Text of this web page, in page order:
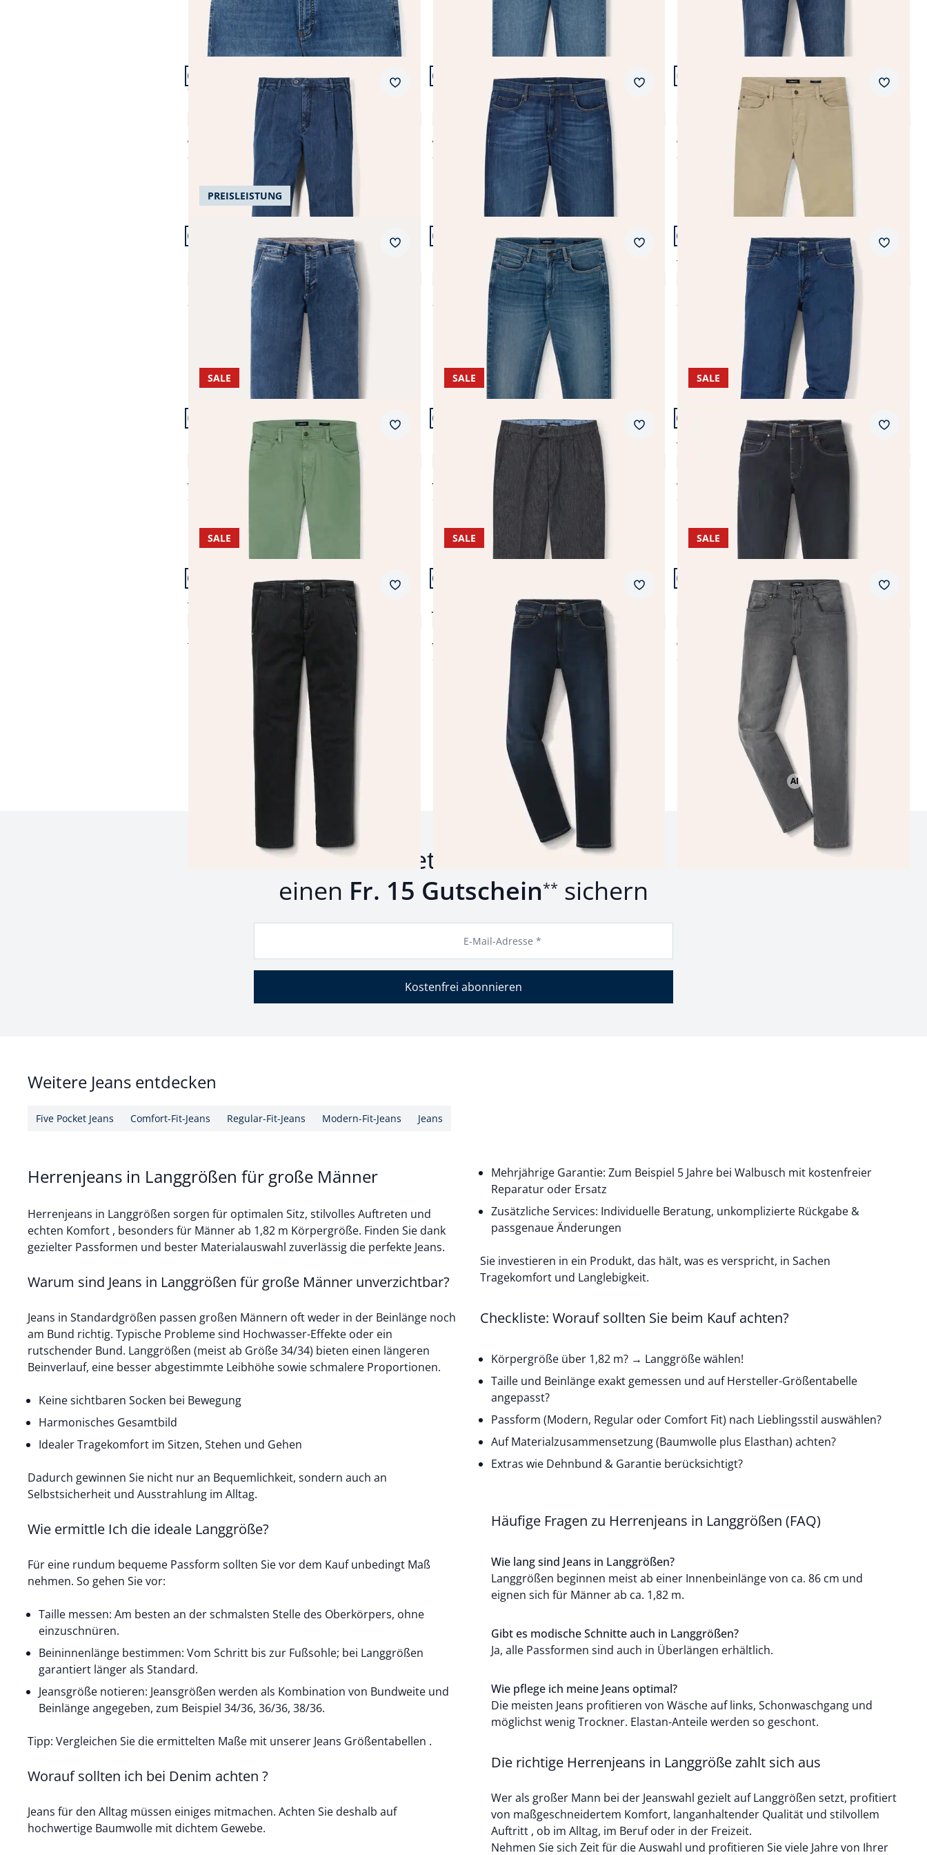
Artikel 7 von 18.
Passform Comfort Fit.
Comfort Fit
Extraglatt Flex-Bundfaltenjeans
4,7 (183)
ab Fr. 159,99
ab Fr. 139,99 (-13%)
Merkzettel
Artikel 8 von 18.
Passform Regular Fit.
Regular Fit
Charakter-Jeans
4,7 (7)
ab Fr. 159,99
ab Fr. 139,99 (-13%)
Merkzettel
Artikel 9 von 18.
Passform Modern Fit.
Modern Fit
Coloured Jeans
ab Fr. 159,99
ab
Artikel 10 von 18.
Passform Regular Fit.
PREISLEISTUNG
Regular Fit
Husky-Jeans Chino
4,6 (203)
ab Fr. 139,99
Merkzettel
Artikel 11 von 18.
Passform Modern Fit.
Modern Fit
Comfort-Jeans Cashmereweich
4,7 (42)
ab Fr. 139,99
Merkzettel
Artikel 12 von 18.
Passform Regular Fit.
Regular Fit
Thermojeans Five Pocket 2.0
4,8 (61)
ab
Artikel 13 von 18.
Passform Modern Fit.
SALE
Modern Fit
Coloured Jeans
ab Fr. 159,99
ab
Merkzettel
Artikel 14 von 18.
Passform Modern Fit.
SALE
Modern Fit
Premium Chino
4,8 (4)
ab Fr. 169,99
ab
Merkzettel
Artikel 15 von 18.
Passform Modern Fit.
SALE
Modern Fit
T400 Sportjeans Modern Fit
ab Fr. 159,99
ab
Artikel 16 von 18.
Passform Regular Fit.
SALE
Regular Fit
Thermojeans Chino 2.0
Fr. 199,00
(-67%)
Merkzettel
Artikel 17 von 18.
Passform Modern Fit.
SALE
Modern Fit
Jogger-Jeans Five Pocket
4,7 (289)
ab Fr. 139,99
ab (-43%)
Merkzettel
Artikel 18 von 18.
Passform Modern Fit.
SALE
Modern Fit
Comfort-Flex Jeans
ab Fr. 159,99
ab (-44%)
Seite 1 geladen. Zeige Produkte 1 bis 18 von 18.
AI Bild mit Hilfe von KI erstellt
Zum Newsletter anmelden und
einen Fr. 15 Gutschein** sichern
E-Mail-Adresse *
Kostenfrei abonnieren
Weitere Jeans entdecken
Five Pocket Jeans Comfort-Fit-Jeans Regular-Fit-Jeans Modern-Fit-Jeans Jeans
Herrenjeans in Langgrößen für große Männer
Herrenjeans in Langgrößen sorgen für optimalen Sitz, stilvolles Auftreten und
echten Komfort , besonders für Männer ab 1,82 m Körpergröße. Finden Sie dank
gezielter Passformen und bester Materialauswahl zuverlässig die perfekte Jeans.
Warum sind Jeans in Langgrößen für große Männer unverzichtbar?
Jeans in Standardgrößen passen großen Männern oft weder in der Beinlänge noch
am Bund richtig. Typische Probleme sind Hochwasser-Effekte oder ein
rutschender Bund. Langgrößen (meist ab Größe 34/34) bieten einen längeren
Beinverlauf, eine besser abgestimmte Leibhöhe sowie schmalere Proportionen.
Keine sichtbaren Socken bei Bewegung
Harmonisches Gesamtbild
Idealer Tragekomfort im Sitzen, Stehen und Gehen
Dadurch gewinnen Sie nicht nur an Bequemlichkeit, sondern auch an
Selbstsicherheit und Ausstrahlung im Alltag.
Wie ermittle Ich die ideale Langgröße?
Für eine rundum bequeme Passform sollten Sie vor dem Kauf unbedingt Maß
nehmen. So gehen Sie vor:
Taille messen: Am besten an der schmalsten Stelle des Oberkörpers, ohne
einzuschnüren.
Beininnenlänge bestimmen: Vom Schritt bis zur Fußsohle; bei Langgrößen
garantiert länger als Standard.
Jeansgröße notieren: Jeansgrößen werden als Kombination von Bundweite und
Beinlänge angegeben, zum Beispiel 34/36, 36/36, 38/36.
Tipp: Vergleichen Sie die ermittelten Maße mit unserer Jeans Größentabellen .
Worauf sollten ich bei Denim achten ?
Jeans für den Alltag müssen einiges mitmachen. Achten Sie deshalb auf
hochwertige Baumwolle mit dichtem Gewebe.
Mehrjährige Garantie: Zum Beispiel 5 Jahre bei Walbusch mit kostenfreier
Reparatur oder Ersatz
Zusätzliche Services: Individuelle Beratung, unkomplizierte Rückgabe &
passgenaue Änderungen
Sie investieren in ein Produkt, das hält, was es verspricht, in Sachen
Tragekomfort und Langlebigkeit.
Checkliste: Worauf sollten Sie beim Kauf achten?
Körpergröße über 1,82 m? → Langgröße wählen!
Taille und Beinlänge exakt gemessen und auf Hersteller-Größentabelle
angepasst?
Passform (Modern, Regular oder Comfort Fit) nach Lieblingsstil auswählen?
Auf Materialzusammensetzung (Baumwolle plus Elasthan) achten?
Extras wie Dehnbund & Garantie berücksichtigt?
Häufige Fragen zu Herrenjeans in Langgrößen (FAQ)
Wie lang sind Jeans in Langgrößen?
Langgrößen beginnen meist ab einer Innenbeinlänge von ca. 86 cm und
eignen sich für Männer ab ca. 1,82 m.
Gibt es modische Schnitte auch in Langgrößen?
Ja, alle Passformen sind auch in Überlängen erhältlich.
Wie pflege ich meine Jeans optimal?
Die meisten Jeans profitieren von Wäsche auf links, Schonwaschgang und
möglichst wenig Trockner. Elastan-Anteile werden so geschont.
Die richtige Herrenjeans in Langgröße zahlt sich aus
Wer als großer Mann bei der Jeanswahl gezielt auf Langgrößen setzt, profitiert
von maßgeschneidertem Komfort, langanhaltender Qualität und stilvollem
Auftritt , ob im Alltag, im Beruf oder in der Freizeit.
Nehmen Sie sich Zeit für die Auswahl und profitieren Sie viele Jahre von Ihrer